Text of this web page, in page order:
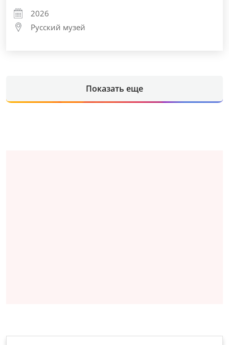
2026
Русский музей
Показать еще